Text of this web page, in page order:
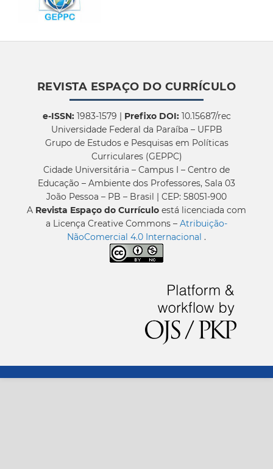
REVISTA ESPAÇO DO CURRÍCULO
e-ISSN:1983-1579 | Prefixo DOI:10.15687/rec
Universidade Federal da Paraíba – UFPB
Grupo de Estudos e Pesquisas em Políticas
Curriculares (GEPPC)
Cidade Universitária – Campus I – Centro de
Educação – Ambiente dos Professores, Sala 03
João Pessoa – PB – Brasil | CEP: 58051-900
A Revista Espaço do Currículo está licenciada com
a Licença Creative Commons – Atribuição-
NãoComercial 4.0 Internacional .